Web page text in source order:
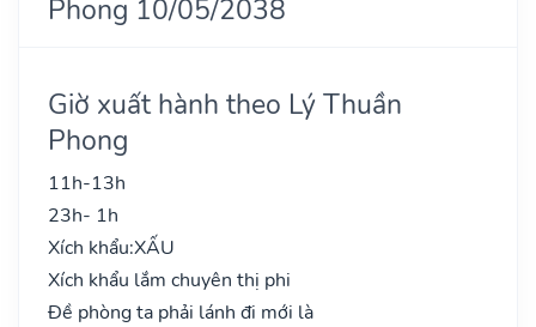
Phong 10/05/2038
Giờ xuất hành theo Lý Thuần
Phong
11h-13h
23h- 1h
Xích khẩu:XẤU
Xích khẩu lắm chuyên thị phi
Đề phòng ta phải lánh đi mới là